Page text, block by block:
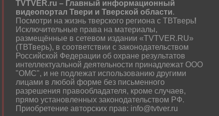
TVTVER.ru – Главный информационный
видеопортал Твери и Тверской области.
Посмотри на жизнь тверского региона с ТВТверь!
Исключительные права на материалы,
размещённые в сетевом издании «TVTVER.RU»
(ТВТверь), в соответствии с законодательством
Российской Федерации об охране результатов
интеллектуальной деятельности принадлежат ООО
"ОМС", и не подлежат использованию другими
лицами в любой форме без письменного
разрешения правообладателя, кроме случаев,
прямо установленных законодательством РФ.
Приобретение авторских прав: info@tvtver.ru